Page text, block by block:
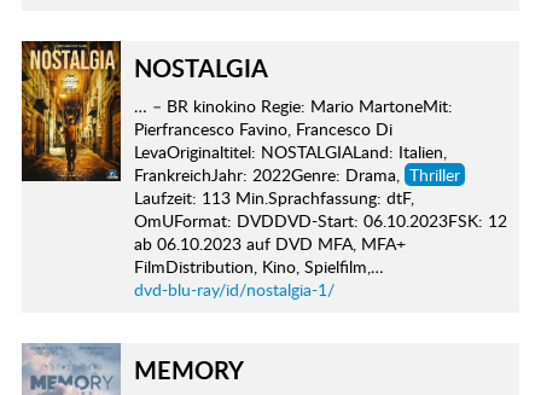
NOSTALGIA
… – BR kinokino Regie: Mario MartoneMit:
Pierfrancesco Favino, Francesco Di
LevaOriginaltitel: NOSTALGIALand: Italien,
FrankreichJahr: 2022Genre: Drama, Thriller
Laufzeit: 113 Min.Sprachfassung: dtF,
OmUFormat: DVDDVD-Start: 06.10.2023FSK: 12
ab 06.10.2023 auf DVD MFA, MFA+
FilmDistribution, Kino, Spielfilm,…
dvd-blu-ray/id/nostalgia-1/
MEMORY